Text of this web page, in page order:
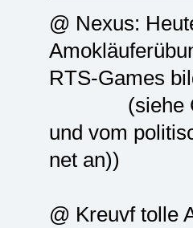
@ Nexus:
RTS-Games
(siehe
und vom
net an))
@ Kreuvf tolle